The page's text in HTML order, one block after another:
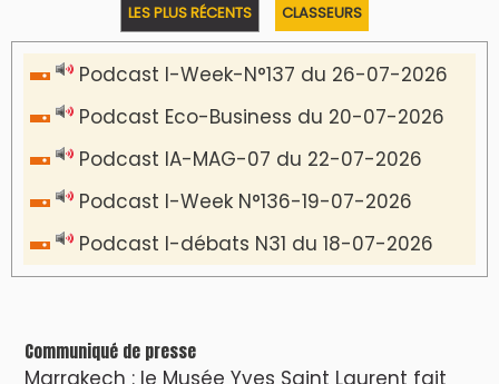
LES PLUS RÉCENTS CLASSEURS
Podcast I-Week-N°137 du 26-07-2026
Podcast Eco-Business du 20-07-2026
Podcast IA-MAG-07 du 22-07-2026
Podcast I-Week N°136-19-07-2026
Podcast I-débats N31 du 18-07-2026
Communiqué de presse
Marrakech : le Musée Yves Saint Laurent fait